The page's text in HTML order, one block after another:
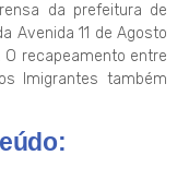
da prefeitura de
Avenida 11 de Agosto
recapeamento entre
Imigrantes também